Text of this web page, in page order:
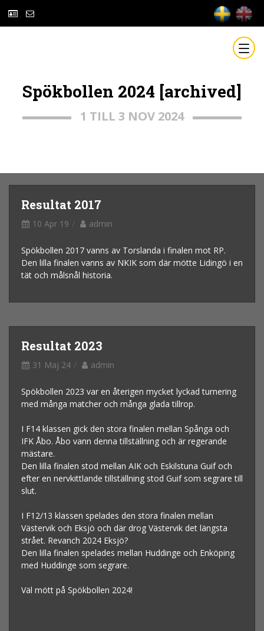
Spökbollen 2024 [archived]
1 TILL 3 NOV 2024
Resultat 2017
10 Apr 19 admin
Spökbollen 2017 vanns av Torslanda i finalen mot RP.
Den lilla finalen vanns av NKIK som där mötte Lidingö i en
tät och målsnål historia.
Resultat 2023
31 Maj 24 admin
Spökbollen 2023 var en återigen mycket lyckad turnering
med många matcher och många glada tillrop.
I F14 klassen gick den stora finalen mellan Spånga och
IFK Åbo. Åbo vann denna tillställning och är regerande
mästare.
Den lilla finalen stod mellan AIK och Eskilstuna Guif och
efter en nervkittlande tillställning stod Guif som segrare till
slut.
I F12/13 klassen spelades den stora finalen mellan
Västervik och Eksjö och där drog Västervik det längsta
strået. Revanch 2024 Eksjö?
Den lilla finalen spelades mellan Huddinge och Enköping
med Huddinge som segrare.
Väl mött på Spökbollen 2024!